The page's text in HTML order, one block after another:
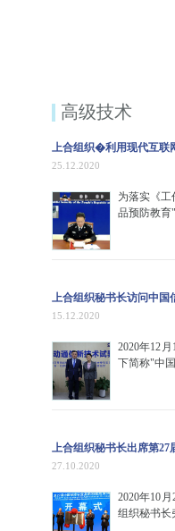
高级技术
上合组织�利用现代互联
25.12.2020
为落实《
品预防教育
上合组织秘书长访问中国
15.12.2020
2020年12
下简称"中
上合组织秘书长出席第27
27.10.2020
2020年10
组织秘书